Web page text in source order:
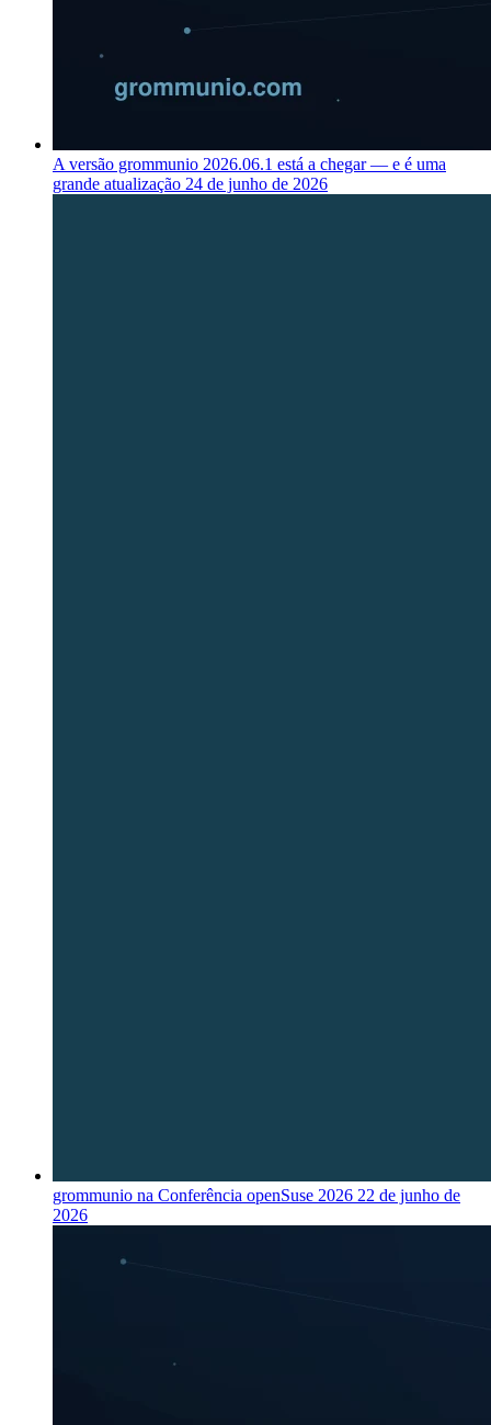
A versão grommunio 2026.06.1 está a chegar — e é uma
grande atualização 24 de junho de 2026
grommunio na Conferência openSuse 2026 22 de junho de
2026